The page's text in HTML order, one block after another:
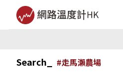
Search_ #走馬瀨農場